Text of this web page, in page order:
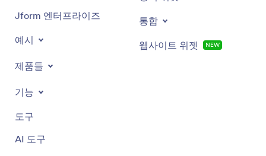
Jform 엔터프라이즈
예시
제품들
기능
도구
AI 도구
통합
웹사이트 위젯 NEW